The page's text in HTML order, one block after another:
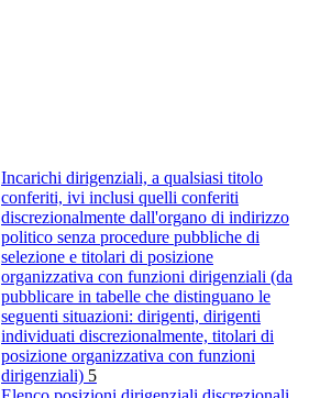
Incarichi dirigenziali, a qualsiasi titolo
conferiti, ivi inclusi quelli conferiti
discrezionalmente dall'organo di indirizzo
politico senza procedure pubbliche di
selezione e titolari di posizione
organizzativa con funzioni dirigenziali (da
pubblicare in tabelle che distinguano le
seguenti situazioni: dirigenti, dirigenti
individuati discrezionalmente, titolari di
posizione organizzativa con funzioni
dirigenziali) 5